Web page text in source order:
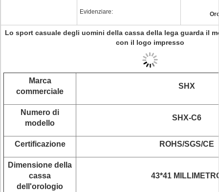
Evidenziare:
Lo sport casuale degli uomini della cassa della lega guarda il
con il logo impresso
Marca
commerciale
SHX
Numero di
modello
SHX-C6
Certificazione ROHS/SGS/CE
Dimensione della
cassa
dell'orologio
43*41